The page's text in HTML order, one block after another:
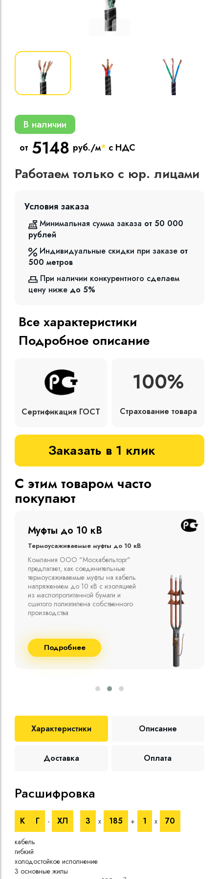
Кабели
изоляцией
В наличии
от 5148 руб./м* с НДС
Работаем только с юр. лицами
Условия заказа
Минимальная сумма заказа от 50 000
рублей
Индивидуальные скидки при заказе от
500 метров
При наличии конкурентного сделаем
цену ниже до 5%
Все характеристики
Подробное описание
Сертификация ГОСТ
100%
Страхование товара
Заказать в 1 клик
С этим товаром часто
покупают
Муфты до 10 кВ
Термоусаживаемые муфты до 10 кВ
Компания ООО "Москабельторг"
предлагает, как соединительные
термоусаживаемые муфты на кабель
напряжением до 10 кВ с изоляцией
из маслопропитанной бумаги и
сшитого полиэтилена собственного
производства
Подробнее
Характеристики Описание
Доставка Оплата
Расшифровка
К Г - ХЛ 3 х 185 + 1 х 70
кабель
гибкий
холодостойкое исполнение
3 основные жилы